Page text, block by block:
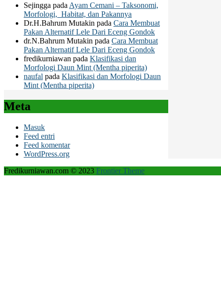
Sejingga pada Ayam Cemani – Taksonomi,
Morfologi, Habitat, dan Pakannya
Dr.H.Bahrum Mutakin pada Cara Membuat
Pakan Alternatif Lele Dari Eceng Gondok
dr.N.Bahrum Mutakin pada Cara Membuat
Pakan Alternatif Lele Dari Eceng Gondok
fredikurniawan pada Klasifikasi dan
Morfologi Daun Mint (Mentha piperita)
naufal pada Klasifikasi dan Morfologi Daun
Mint (Mentha piperita)
Meta
Masuk
Feed entri
Feed komentar
WordPress.org
Fredikurniawan.com © 2023 Frontier Theme